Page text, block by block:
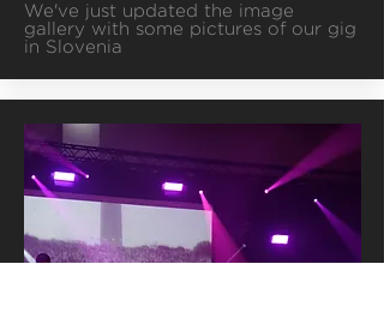
We've just updated the image
gallery with some pictures of our gig
in Slovenia